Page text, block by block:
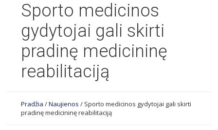
Sporto medicinos
gydytojai gali skirti
pradinę medicininę
reabilitaciją
Pradžia /Naujienos / Sporto medicinos gydytojai gali skirti
pradinę medicininę reabilitaciją